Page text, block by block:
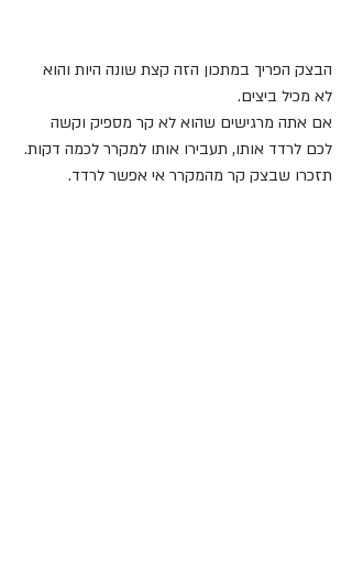
הבצק הפריך במתכון הזה קצת שונה היות והוא
לא מכיל ביצים.
אם אתה מרגישים שהוא לא קר מספיק וקשה
לכם לרדד אותו, תעבירו אותו למקרר לכמה דקות.
תזכרו שבצק קר מהמקרר אי אפשר לרדד.